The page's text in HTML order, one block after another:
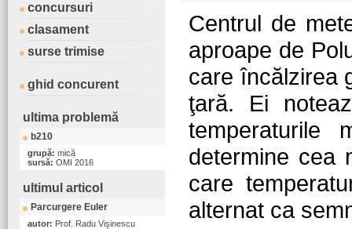
concursuri
clasament
surse trimise
ghid concurent
ultima problemă
b210
grupă: mică
sursă: OMI 2016
ultimul articol
Parcurgere Euler
autor: Prof. Radu Vişinescu
Centrul de
aproape de
care încălzirea
ţară. Ei
temperaturile
determine cea
care
alternat ca